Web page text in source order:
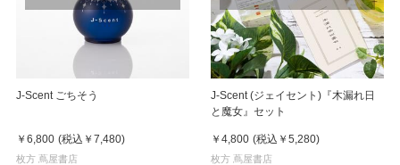
J-Scent ごちそう
￥6,800 (税込 ￥7,480)
枚方 蔦屋書店
J-Scent (ジェイセント)『木漏れ日
と魔女』セット
￥4,800 (税込 ￥5,280)
枚方 蔦屋書店